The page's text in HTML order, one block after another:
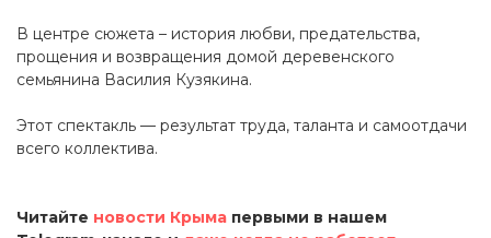
В центре сюжета – история любви, предательства,
прощения и возвращения домой деревенского
семьянина Василия Кузякина.
Этот спектакль — результат труда, таланта и самоотдачи
всего коллектива.
Читайте новости Крыма первыми в нашем